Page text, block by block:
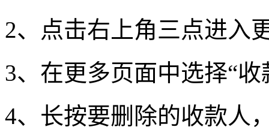
2、点击右上角三点进入
3、在更多页面中选择“收
4、长按要删除的收款人